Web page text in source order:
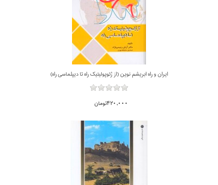
ايران و راه ابريشم نوين (از ژئوپوليتيك راه تا ديپلماسي راه)
420,000تومان